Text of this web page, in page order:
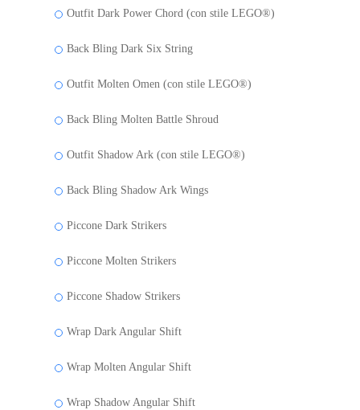
Outfit Dark Power Chord (con stile LEGO®)
Back Bling Dark Six String
Outfit Molten Omen (con stile LEGO®)
Back Bling Molten Battle Shroud
Outfit Shadow Ark (con stile LEGO®)
Back Bling Shadow Ark Wings
Piccone Dark Strikers
Piccone Molten Strikers
Piccone Shadow Strikers
Wrap Dark Angular Shift
Wrap Molten Angular Shift
Wrap Shadow Angular Shift